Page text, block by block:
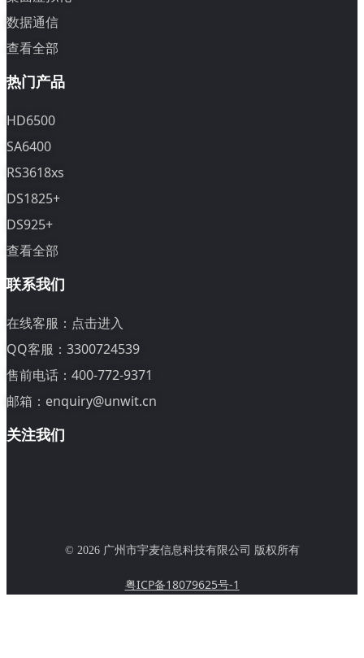
数据通信
查看全部
热门产品
HD6500
SA6400
RS3618xs
DS1825+
DS925+
查看全部
联系我们
在线客服： 点击进入
QQ客服：3300724539
售前电话：400-772-9371
邮箱：enquiry@unwit.cn
关注我们
© 2026 广州市宇麦信息科技有限公司 版权所有
粤ICP备18079625号-1